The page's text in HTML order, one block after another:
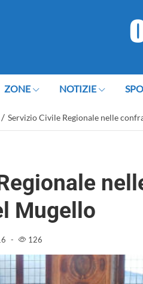
ZONE NOTIZIE
/ Servizio Civile Regionale nelle
Mugello
- 126